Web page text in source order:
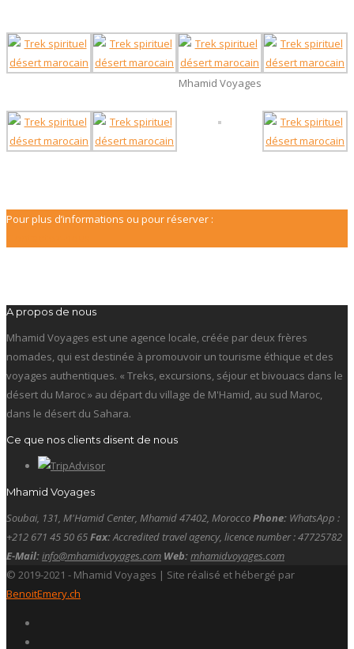
Mhamid Voyages
Pour plus d’informations ou pour réserver :
A propos de nous
Mhamid Voyages est une agence locale, créée par deux frères
nomades, qui est destinée à promouvoir un tourisme éthique et des
voyages authentiques. « Treks, excursions, séjour et bivouacs dans le
désert du Maroc » au départ du village de M'Hamid, au sud Maroc,
dans le désert du Sahara.
Ce que nos clients disent de nous
Mhamid Voyages
Soubai, 131, M'Hamid Center, Mhamid 47402, MoroccoPhone: WhatsApp :
+212 671 45 50 65Fax:Accredited travel agency, licence number : 47725782
E-Mail:info@mhamidvoyages.com Web:mhamidvoyages.com
© 2019-2021 - Mhamid Voyages | Site réalisé et hébergé par
BenoitEmery.ch